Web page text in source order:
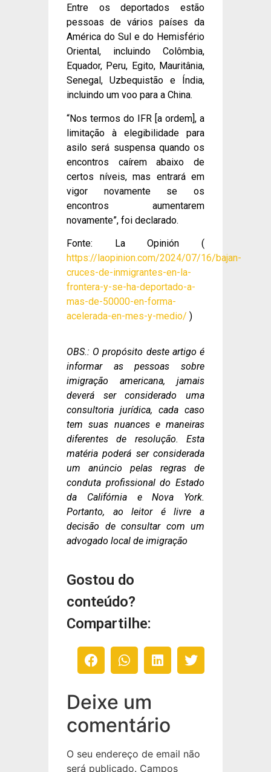
Entre os deportados estão
pessoas de vários países da
América do Sul e do Hemisfério
Oriental, incluindo Colômbia,
Equador, Peru, Egito, Mauritânia,
Senegal, Uzbequistão e Índia,
incluindo um voo para a China.
“Nos termos do IFR [a ordem], a
limitação à elegibilidade para
asilo será suspensa quando os
encontros caírem abaixo de
certos níveis, mas entrará em
vigor novamente se os
encontros aumentarem
novamente”, foi declarado.
Fonte: La Opinión (
https://laopinion.com/2024/07/16/bajan-
cruces-de-inmigrantes-en-la-
frontera-y-se-ha-deportado-a-
mas-de-50000-en-forma-
acelerada-en-mes-y-medio/ )
OBS.: O propósito deste artigo é
informar as pessoas sobre
imigração americana, jamais
deverá ser considerado uma
consultoria jurídica, cada caso
tem suas nuances e maneiras
diferentes de resolução. Esta
matéria poderá ser considerada
um anúncio pelas regras de
conduta profissional do Estado
da Califórnia e Nova York.
Portanto, ao leitor é livre a
decisão de consultar com um
advogado local de imigração
Gostou do
conteúdo?
Compartilhe:
Deixe um
comentário
O seu endereço de email não
será publicado. Campos